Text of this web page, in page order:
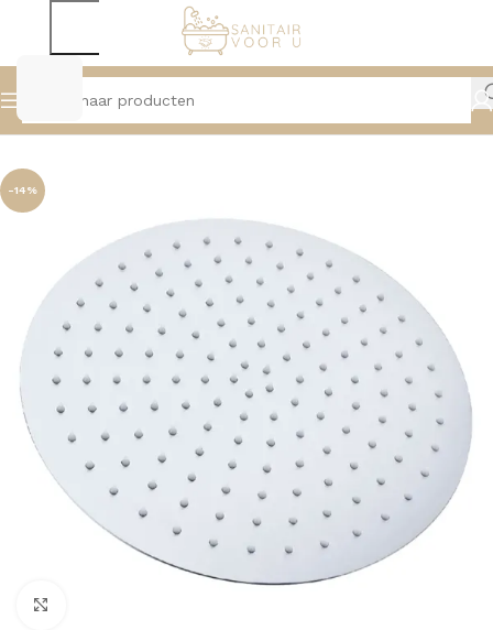
Home Douche Hoofddouches, Muur- en Plafondarmen
-14%